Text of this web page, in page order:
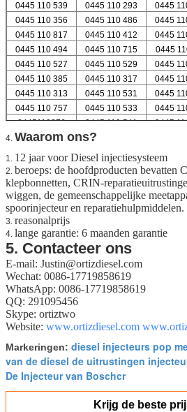
0445 110 539
0445 110 293 0445
0445 110 356
0445 110 486 0445
0445 110 817
0445 110 412 0445
0445 110 494
0445 110 715 0445
0445 110 527
0445 110 529 0445
0445 110 385
0445 110 317 0445
0445 110 313
0445 110 531 0445
0445 110 757
0445 110 533 0445
0445110376
0445 110 541 0445
4. Waarom ons?
1. 12 jaar voor Diesel injectiesysteem
2. beroeps: de hoofdproducten bevatten
klepbonnetten, CRIN-
wiggen, de gemeenschappelijke
spoorinjecteur en reparatiehulpmiddelen.
3. reasonalprijs
4. lange garantie: 6 maanden garantie
5. Contacteer ons
E-mail: Justin@ortizdiesel.com
Wechat: 0086-17719858619
WhatsApp: 0086-17719858619
QQ: 291095456
Skype: ortiztwo
Website: www.ortizdiesel.com
Markeringen: diesel injecteurs pop
van de diesel de uitrustingen
De Injecteur van Boschcr
Krijg de beste